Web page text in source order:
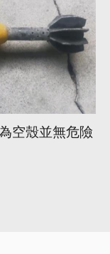
空殼並無危險